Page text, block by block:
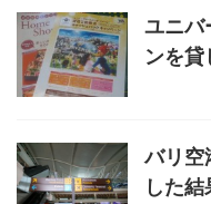
ユニバ
ンを貸
バリ空
した